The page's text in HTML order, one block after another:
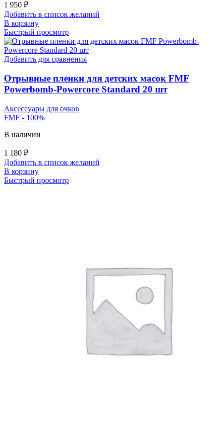
1 950 ₽
Добавить в список желаний
В корзину
Быстрый просмотр
Добавить для сравнения
Отрывные пленки для детских масок FMF
Powerbomb-Powercore Standard 20 шт
Аксессуары для очков
FMF - 100%
В наличии
1 180 ₽
Добавить в список желаний
В корзину
Быстрый просмотр